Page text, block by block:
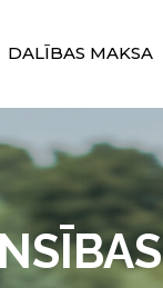
DALĪBAS MAKSA